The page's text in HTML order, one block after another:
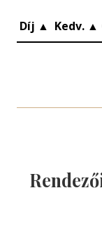
Díj ▲ Kedv. ▲